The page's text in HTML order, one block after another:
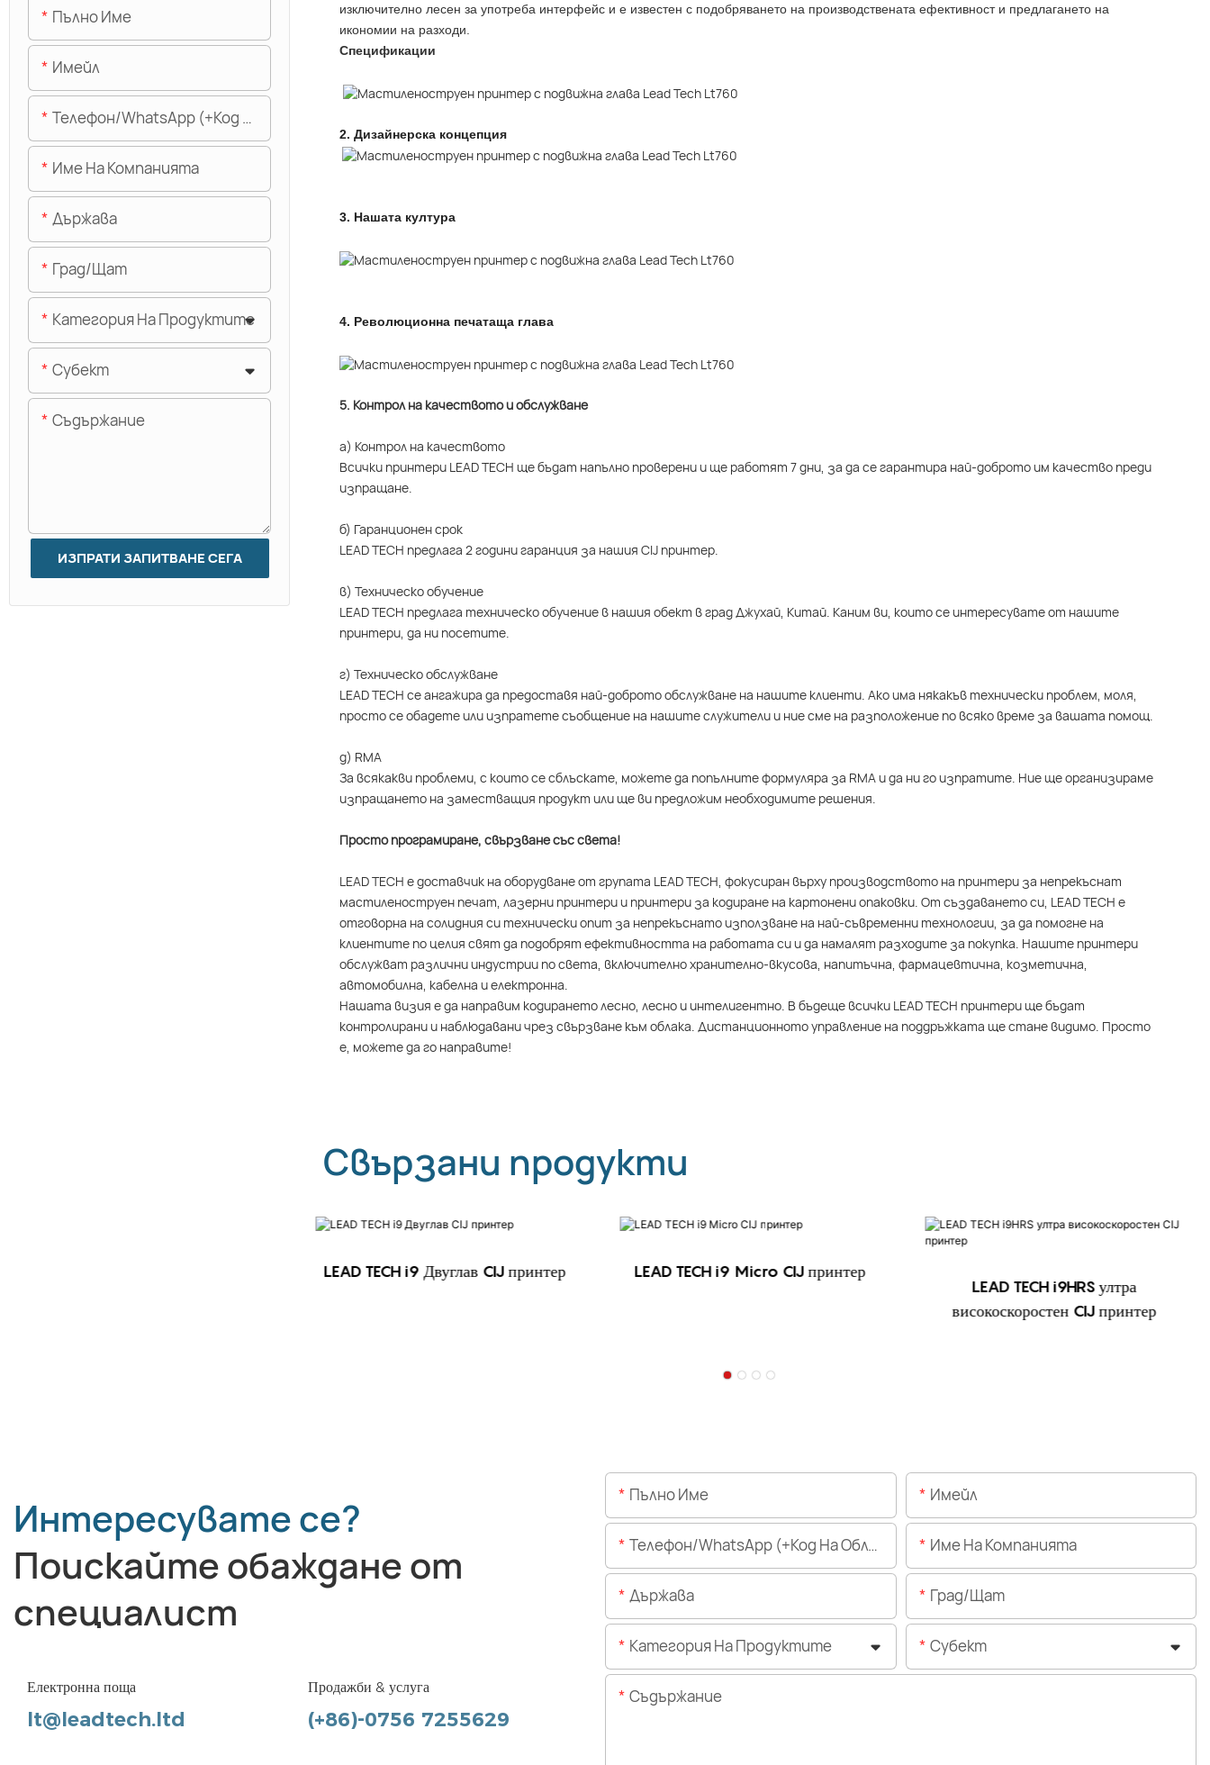
изключително лесен за употреба интерфейс и е известен с подобряването на производствената ефективност и предлагането на
икономии на разходи.
Спецификации
2.Дизайнерска концепция
3. Нашата култура
4. Революционна печатаща глава
5. Контрол на качеството и обслужване
а) Контрол на качеството
Всички принтери LEAD TECH ще бъдат напълно проверени и ще работят 7 дни, за да се гарантира най-доброто им качество преди
изпращане.
б) Гаранционен срок
LEAD TECH предлага 2 години гаранция за нашия CIJ принтер.
в) Техническо обучение
LEAD TECH предлага техническо обучение в нашия обект в град Джухай, Китай. Каним ви, които се интересувате от нашите
принтери, да ни посетите.
г) Техническо обслужване
LEAD TECH се ангажира да предоставя най-доброто обслужване на нашите клиенти. Ако има някакъв технически проблем, моля,
просто се обадете или изпратете съобщение на нашите служители и ние сме на разположение по всяко време за вашата помощ.
д) RMA
За всякакви проблеми, с които се сблъскате, можете да попълните формуляра за RMA и да ни го изпратите. Ние ще организираме
изпращането на заместващия продукт или ще ви предложим необходимите решения.
Просто програмиране, свързване със света!
LEAD TECH е доставчик на оборудване от групата LEAD TECH, фокусиран върху производството на принтери за непрекъснат
мастиленоструен печат, лазерни принтери и принтери за кодиране на картонени опаковки. От създаването си, LEAD TECH е
отговорна на солидния си технически опит за непрекъснато използване на най-съвременни технологии, за да помогне на
клиентите по целия свят да подобрят ефективността на работата си и да намалят разходите за покупка. Нашите принтери
обслужват различни индустрии по света, включително хранително-вкусова, напитъчна, фармацевтична, козметична,
автомобилна, кабелна и електронна.
Нашата визия е да направим кодирането лесно, лесно и интелигентно. В бъдеще всички LEAD TECH принтери ще бъдат
контролирани и наблюдавани чрез свързване към облака. Дистанционното управление на поддръжката ще стане видимо. Просто
е, можете да го направите!
Свързани продукти
LEAD TECH i9 Двуглав CIJ принтер
LEAD TECH i9 Micro CIJ принтер
LEAD TECH i9HRS ултра
високоскоростен CIJ принтер
Пълно Име
Имейл
Телефон/WhatsApp (+Код На Областта)
Име На Компанията
Държава
Град/щат
Категория На Продуктите
Субект
Съдържание
ИЗПРАТИ ЗАПИТВАНЕ СЕГА
Интересувате се?
Поискайте обаждане от
специалист
Електронна поща
lt@leadtech.ltd
Продажби & услуга
(+86)-0756 7255629
Пълно Име Имейл
Телефон/WhatsApp (+Код На Областта) Име На Компанията
Държава Град/щат
Категория На Продуктите Субект
Съдържание